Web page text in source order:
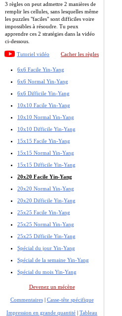
3 règles on peut admettre 2 manières de
remplir les cellules, sans lesquelles même
les puzzles "faciles" sont difficiles voire
impossibles à résoudre. Tu peux
apprendre ces 2 stratégies dans la vidéo
ci-dessous.
Tutoriel vidéo Cacher les règles
6x6 Facile Yin-Yang
6x6 Normal Yin-Yang
6x6 Difficile Yin-Yang
10x10 Facile Yin-Yang
10x10 Normal Yin-Yang
10x10 Difficile Yin-Yang
15x15 Facile Yin-Yang
15x15 Normal Yin-Yang
15x15 Difficile Yin-Yang
20x20 Facile Yin-Yang
20x20 Normal Yin-Yang
20x20 Difficile Yin-Yang
25x25 Facile Yin-Yang
25x25 Normal Yin-Yang
25x25 Difficile Yin-Yang
Spécial du jour Yin-Yang
Spécial de la semaine Yin-Yang
Spécial du mois Yin-Yang
Devenez un mécène
Commentaires| Casse-tête spécifique
Impression en grande quantité | Tableau